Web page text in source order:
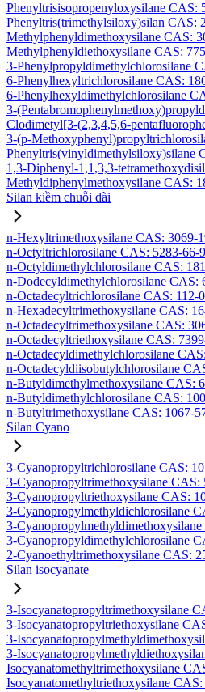
Phenyltrisisopropenyloxysilane CAS:
Phenyltris(trimethylsiloxy)silan CAS:
Methylphenyldimethoxysilane CAS:
Methylphenyldiethoxysilane CAS:
3-Phenylpropyldimethylchlorosilane
6-Phenylhexyltrichlorosilane CAS:
6-Phenylhexyldimethylchlorosilane
3-
Clodimetyl[3-(2,3,4,5,6-
3-(p-
Phenyltris(vinyldimethylsiloxy)silane
1,3-Diphenyl-1,1,3,3-
Methyldiphenylmethoxysilane CAS:
Silan kiềm chuỗi dài
n-Hexyltrimethoxysilane CAS: 3069-
n-Octyltrichlorosilane CAS: 5283-66-9
n-Octyldimethylchlorosilane CAS:
n-Dodecyldimethylchlorosilane CAS:
n-Octadecyltrichlorosilane CAS: 112-
n-Hexadecyltrimethoxysilane CAS:
n-Octadecyltrimethoxysilane CAS:
n-Octadecyltriethoxysilane CAS:
n-Octadecyldimethylchlorosilane
n-Octadecyldiisobutylchlorosilane
n-Butyldimethylmethoxysilane CAS:
n-Butyldimethylchlorosilane CAS:
n-Butyltrimethoxysilane CAS: 1067-
Silan Cyano
3-Cyanopropyltrichlorosilane CAS:
3-Cyanopropyltrimethoxysilane CAS:
3-Cyanopropyltriethoxysilane CAS:
3-Cyanopropylmethyldichlorosilane
3-
3-Cyanopropyldimethylchlorosilane
2-Cyanoethyltrimethoxysilane CAS:
Silan isocyanate
3-Isocyanatopropyltrimethoxysilane
3-Isocyanatopropyltriethoxysilane
3-
3-
Isocyanatomethyltrimethoxysilane
Isocyanatomethyltriethoxysilane